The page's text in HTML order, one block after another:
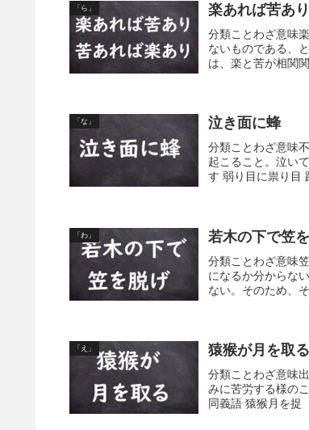
「ら」 楽あれば苦あ
分類ことわざ意味
ないものである、
は、楽と苦が相関
「な」 泣き面に蜂
分類ことわざ意味
起こること。泣い
す 弱り目に祟り目
「わ」 若木の下で笠
分類ことわざ意味
になるか分からな
ない。そのため、
「え」 猿猴が月を取
分類ことわざ意味
みに苦労する様の
同義語 猿猴月を捉